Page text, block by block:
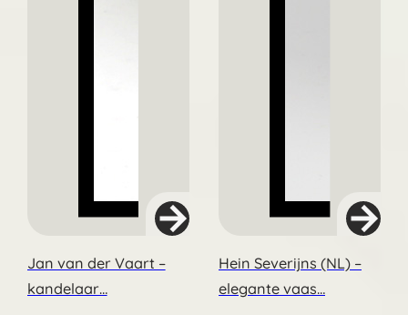
Jan van der Vaart –
kandelaar…
Hein Severijns (NL) –
elegante vaas…